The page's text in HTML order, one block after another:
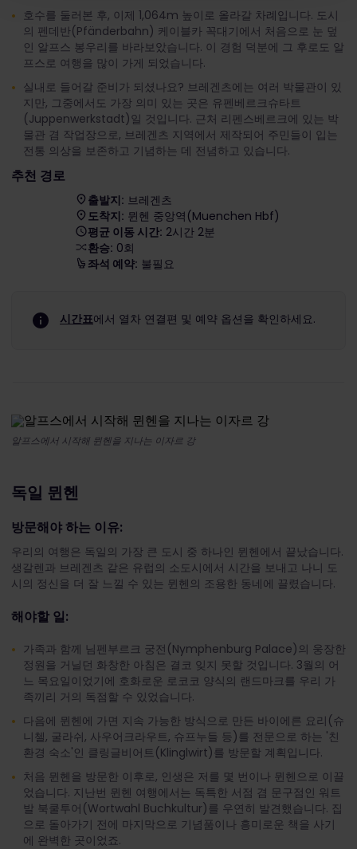
호수를 둘러본 후, 이제 1,064m 높이로 올라갈 차례입니다. 도시
의 펜데반(Pfänderbahn) 케이블카 꼭대기에서 처음으로 눈 덮
인 알프스 봉우리를 바라보았습니다. 이 경험 덕분에 그 후로도 알
프스로 여행을 많이 가게 되었습니다.
실내로 들어갈 준비가 되셨나요? 브레겐츠에는 여러 박물관이 있
지만, 그중에서도 가장 의미 있는 곳은 유펜베르크슈타트
(Juppenwerkstadt)일 것입니다. 근처 리펜스베르크에 있는 박
물관 겸 작업장으로, 브레겐츠 지역에서 제작되어 주민들이 입는
전통 의상을 보존하고 기념하는 데 전념하고 있습니다.
추천 경로
출발지: 브레겐츠
도착지: 뮌헨 중앙역(Muenchen Hbf)
평균 이동 시간: 2시간 2분
환승: 0회
좌석 예약: 불필요
시간표에서 열차 연결편 및 예약 옵션을 확인하세요.
알프스에서 시작해 뮌헨을 지나는 이자르 강
독일 뮌헨
방문해야 하는 이유:
우리의 여행은 독일의 가장 큰 도시 중 하나인 뮌헨에서 끝났습니다.
생갈렌과 브레겐츠 같은 유럽의 소도시에서 시간을 보내고 나니 도
시의 정신을 더 잘 느낄 수 있는 뮌헨의 조용한 동네에 끌렸습니다.
해야할 일:
가족과 함께 님펜부르크 궁전(Nymphenburg Palace)의 웅장한
정원을 거닐던 화창한 아침은 결코 잊지 못할 것입니다. 3월의 어
느 목요일이었기에 호화로운 로코코 양식의 랜드마크를 우리 가
족끼리 거의 독점할 수 있었습니다.
다음에 뮌헨에 가면 지속 가능한 방식으로 만든 바이에른 요리(슈
니첼, 굴라쉬, 사우어크라우트, 슈프누들 등)를 전문으로 하는 '친
환경 숙소'인 클링글비어트(Klinglwirt)를 방문할 계획입니다.
처음 뮌헨을 방문한 이후로, 인생은 저를 몇 번이나 뮌헨으로 이끌
었습니다. 지난번 뮌헨 여행에서는 독특한 서점 겸 문구점인 워트
발 북쿨투어(Wortwahl Buchkultur)를 우연히 발견했습니다. 집
으로 돌아가기 전에 마지막으로 기념품이나 흥미로운 책을 사기
에 완벽한 곳이었죠.